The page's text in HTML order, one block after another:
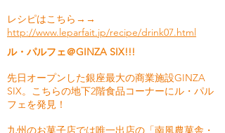
レシピはこちら→→
http://www.leparfait.jp/recipe/drink07.html
ル・パルフェ＠GINZA SIX!!!
先日オープンした銀座最大の商業施設GINZA
SIX。こちらの地下2階食品コーナーにル・パル
フェを発見！
九州のお菓子店では唯一出店の「南風農菓舎・